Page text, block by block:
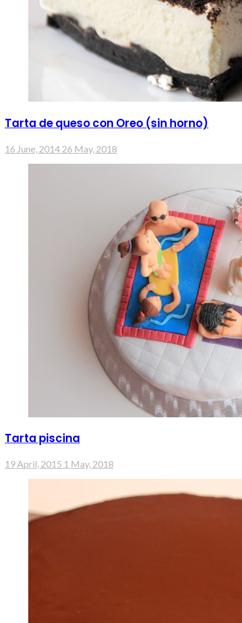
Tarta de queso con Oreo (sin horno)
16 June, 2014 26 May, 2018
Tarta piscina
19 April, 2015 1 May, 2018